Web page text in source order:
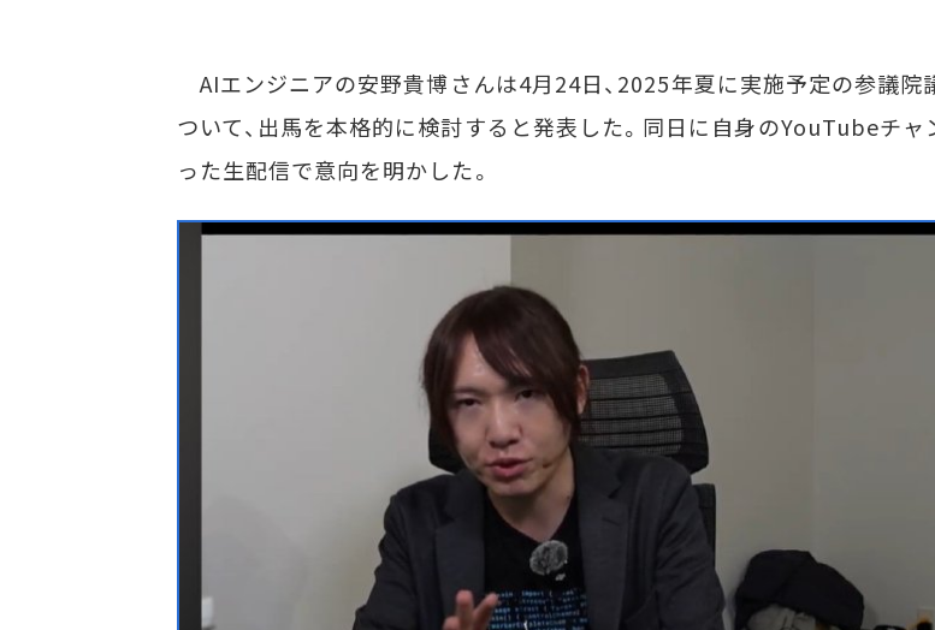
AIエンジニアの安野貴博さんは4月24日、2025年夏に実施予定の参議院
ついて、出馬を本格的に検討すると発表した。同日に自身のYouTubeチャ
った生配信で意向を明かした。